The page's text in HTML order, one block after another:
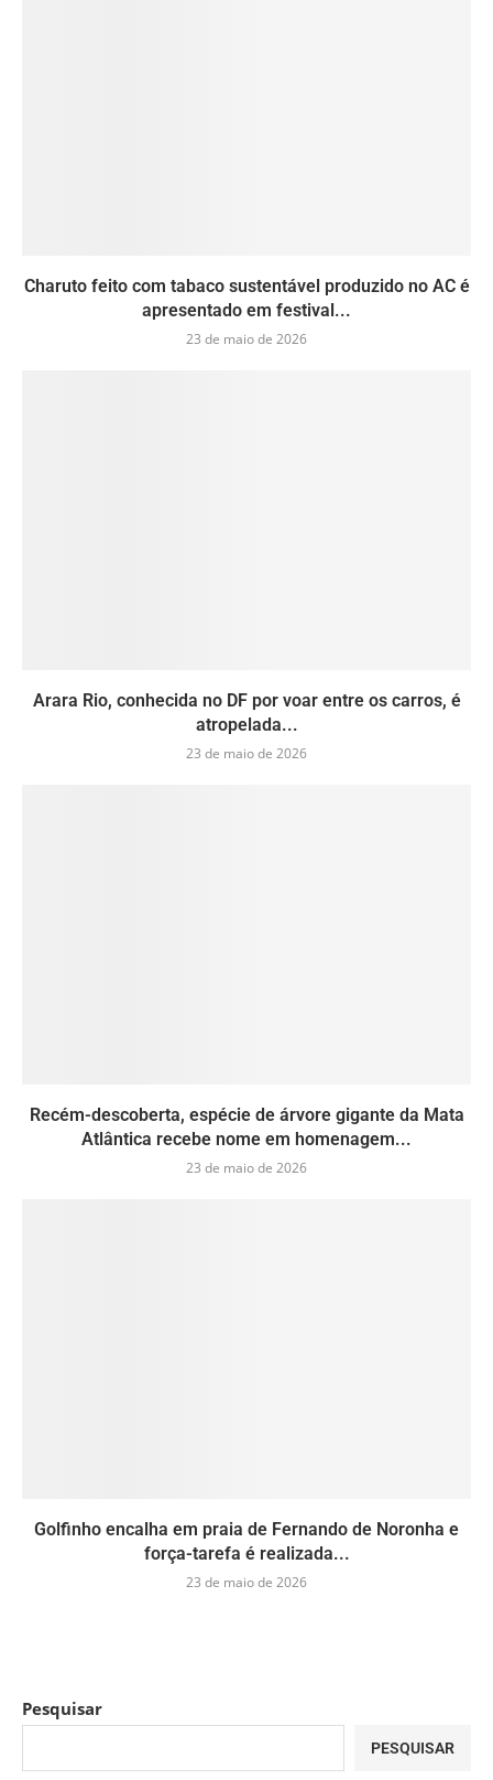
Charuto feito com tabaco sustentável produzido no AC é
apresentado em festival...
23 de maio de 2026
Arara Rio, conhecida no DF por voar entre os carros, é
atropelada...
23 de maio de 2026
Recém-descoberta, espécie de árvore gigante da Mata
Atlântica recebe nome em homenagem...
23 de maio de 2026
Golfinho encalha em praia de Fernando de Noronha e
força-tarefa é realizada...
23 de maio de 2026
Pesquisar
PESQUISAR